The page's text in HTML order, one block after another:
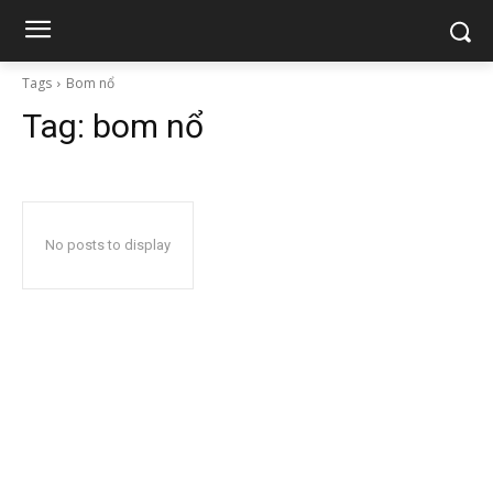
Tags Bom nổ
Tag: bom nổ
No posts to display